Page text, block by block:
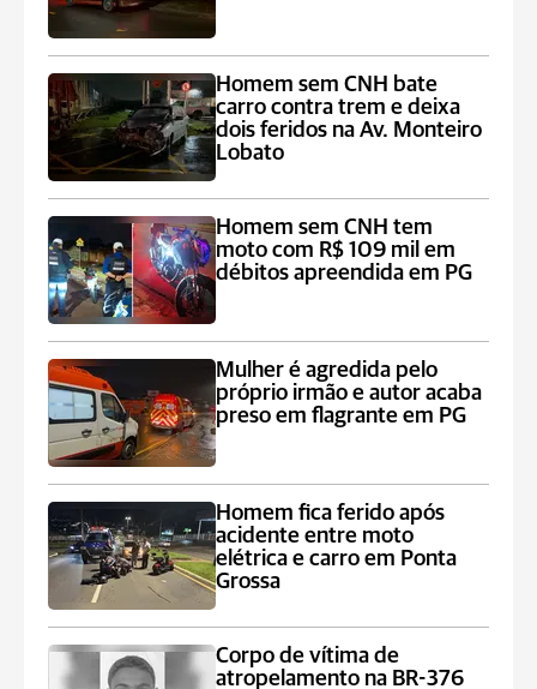
Homem sem CNH bate
carro contra trem e deixa
dois feridos na Av. Monteiro
Lobato
Homem sem CNH tem
moto com R$ 109 mil em
débitos apreendida em PG
Mulher é agredida pelo
próprio irmão e autor acaba
preso em flagrante em PG
Homem fica ferido após
acidente entre moto
elétrica e carro em Ponta
Grossa
Corpo de vítima de
atropelamento na BR-376